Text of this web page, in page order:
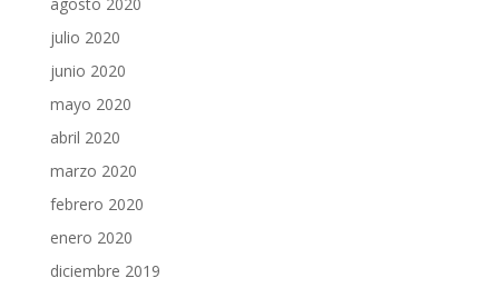
julio 2020
junio 2020
mayo 2020
abril 2020
marzo 2020
febrero 2020
enero 2020
diciembre 2019